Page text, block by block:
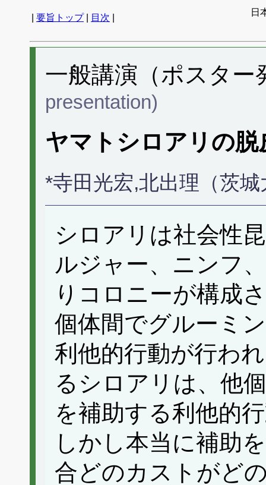
要旨トップ| 目次
日
一般講演（ポスタ
presentation)
ヤマトシロアリの脱
*寺田光宏,北出理（茨
シロアリは社会性
ルジャー、ニンフ
りコロニーが構成
個体間でグルーミ
利他的行動が行わ
るシロアリは、他
を補助する利他的
しかし本当に補助
合どのカストがど